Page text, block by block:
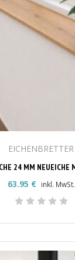
EICHENBRETTER
63.95 € inkl. MwSt.